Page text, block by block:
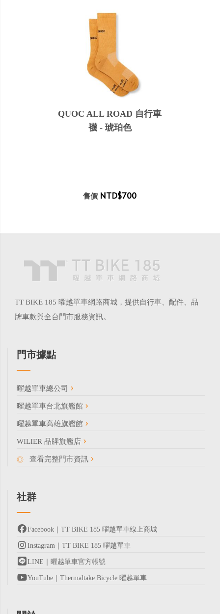
QUOC ALL ROAD 自行車
襪 - 琥珀色
售價 NTD$700
TT BIKE 185 曜越單車網路商城，提供自行車、配件、品
牌車款與全台門市服務資訊。
門市據點
曜越單車總公司
曜越單車台北旗艦館
曜越單車高雄旗艦館
WILIER 品牌旗艦店
查看完整門市資訊
社群
Facebook｜TT BIKE 185 曜越單車線上商城
Instagram｜TT BIKE 185 曜越單車
LINE｜曜越單車官方帳號
YouTube｜Thermaltake Bicycle 曜越單車